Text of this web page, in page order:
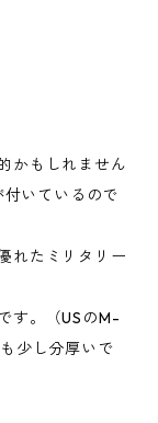
かもしれません
いているので
れたミリタリー
す。（USのM-
少し分厚いで